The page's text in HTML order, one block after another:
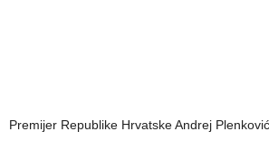
Premijer Republike Hrvatske Andrej